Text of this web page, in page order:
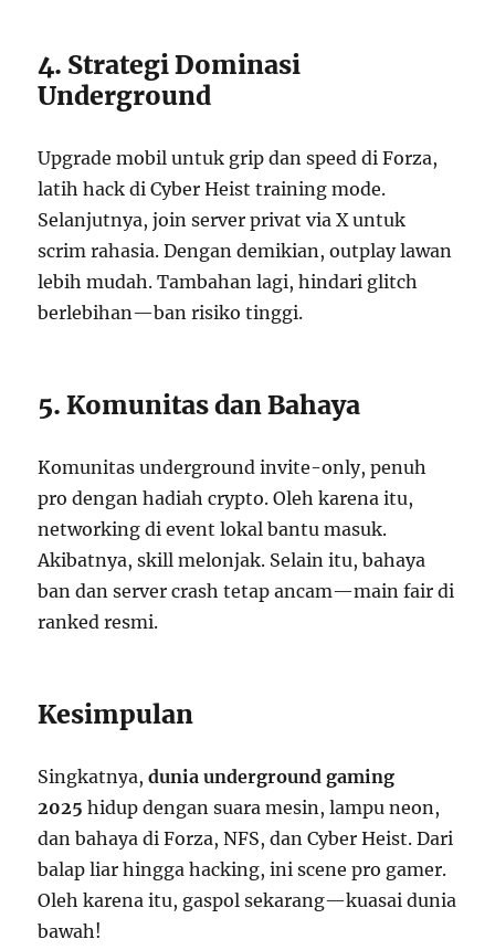
4. Strategi Dominasi
Underground
Upgrade mobil untuk grip dan speed di Forza,
latih hack di Cyber Heist training mode.
Selanjutnya, join server privat via X untuk
scrim rahasia. Dengan demikian, outplay lawan
lebih mudah. Tambahan lagi, hindari glitch
berlebihan—ban risiko tinggi.
5. Komunitas dan Bahaya
Komunitas underground invite-only, penuh
pro dengan hadiah crypto. Oleh karena itu,
networking di event lokal bantu masuk.
Akibatnya, skill melonjak. Selain itu, bahaya
ban dan server crash tetap ancam—main fair di
ranked resmi.
Kesimpulan
Singkatnya,dunia underground gaming
2025 hidup dengan suara mesin, lampu neon,
dan bahaya di Forza, NFS, dan Cyber Heist. Dari
balap liar hingga hacking, ini scene pro gamer.
Oleh karena itu, gaspol sekarang—kuasai dunia
bawah!